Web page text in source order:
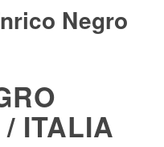
Negro
ITALIA